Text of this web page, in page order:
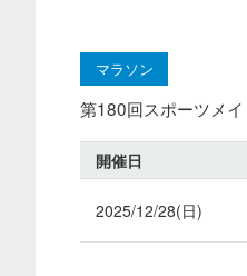
マラソン
第180回スポーツメ
開催日
2025/12/28(日)